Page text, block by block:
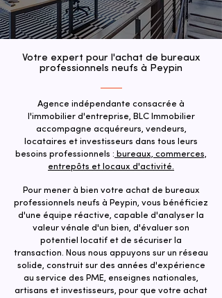
Votre expert pour l'achat de bureaux
professionnels neufs à Peypin
Agence indépendante consacrée à
l'immobilier d'entreprise, BLC Immobilier
accompagne acquéreurs, vendeurs,
locataires et investisseurs dans tous leurs
besoins professionnels : bureaux, commerces,
entrepôts et locaux d'activité.
Pour mener à bien votre achat de bureaux
professionnels neufs à Peypin, vous bénéficiez
d'une équipe réactive, capable d'analyser la
valeur vénale d'un bien, d'évaluer son
potentiel locatif et de sécuriser la
transaction. ​Nous nous appuyons sur un réseau
solide, construit sur des années d'expérience
au service des PME, enseignes nationales,
artisans et investisseurs, pour que votre achat